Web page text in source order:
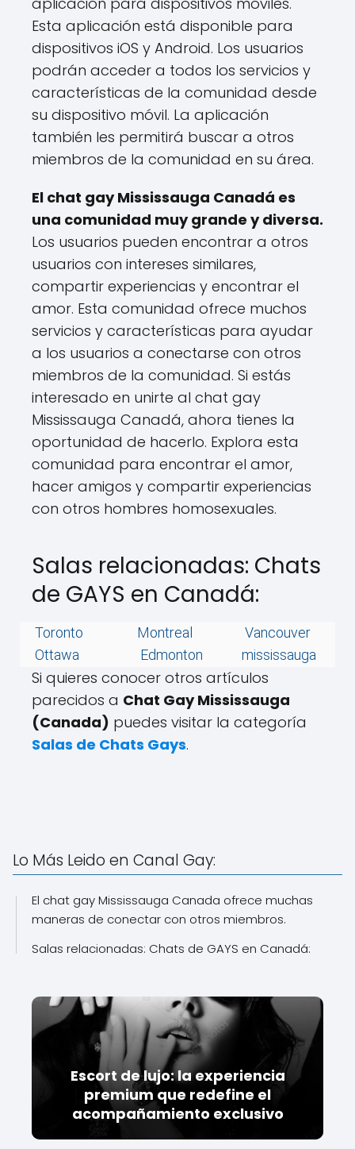
Esta aplicación está disponible para
dispositivos iOS y Android. Los usuarios
podrán acceder a todos los servicios y
características de la comunidad desde
su dispositivo móvil. La aplicación
también les permitirá buscar a otros
miembros de la comunidad en su área.
El chat gay Mississauga Canadá es
una comunidad muy grande y diversa.
Los usuarios pueden encontrar a otros
usuarios con intereses similares,
compartir experiencias y encontrar el
amor. Esta comunidad ofrece muchos
servicios y características para ayudar
a los usuarios a conectarse con otros
miembros de la comunidad. Si estás
interesado en unirte al chat gay
Mississauga Canadá, ahora tienes la
oportunidad de hacerlo. Explora esta
comunidad para encontrar el amor,
hacer amigos y compartir experiencias
con otros hombres homosexuales.
Salas relacionadas: Chats
de GAYS en Canadá:
Toronto Montreal
Vancouver
Ottawa
Edmonton mississauga
Si quieres conocer otros artículos
parecidos a Chat Gay Mississauga
(Canada) puedes visitar la categoría
Salas de Chats Gays.
Lo Más Leido en Canal Gay:
El chat gay Mississauga Canada ofrece muchas
maneras de conectar con otros miembros.
Salas relacionadas: Chats de GAYS en Canadá:
Escort de lujo: la experiencia
premium que redefine el
acompañamiento exclusivo